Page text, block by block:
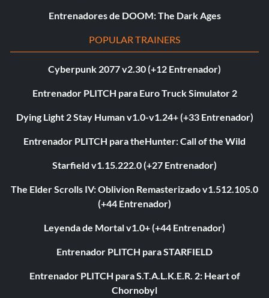
Entrenadores de DOOM: The Dark Ages
POPULAR TRAINERS
Cyberpunk 2077 v2.30 (+12 Entrenador)
Entrenador PLITCH para Euro Truck Simulator 2
Dying Light 2 Stay Human v1.0-v1.24+ (+33 Entrenador)
Entrenador PLITCH para theHunter: Call of the Wild
Starfield v1.15.222.0 (+27 Entrenador)
The Elder Scrolls IV: Oblivion Remasterizado v1.512.105.0
(+44 Entrenador)
Leyenda de Mortal v1.0+ (+44 Entrenador)
Entrenador PLITCH para STARFIELD
Entrenador PLITCH para S.T.A.L.K.E.R. 2: Heart of
Chornobyl